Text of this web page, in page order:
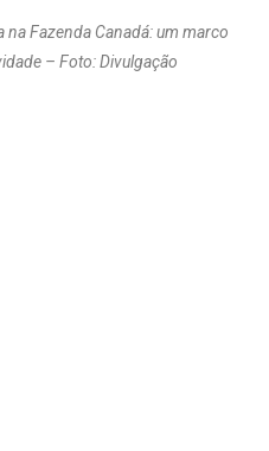
na Fazenda Canadá: um marco
– Foto: Divulgação